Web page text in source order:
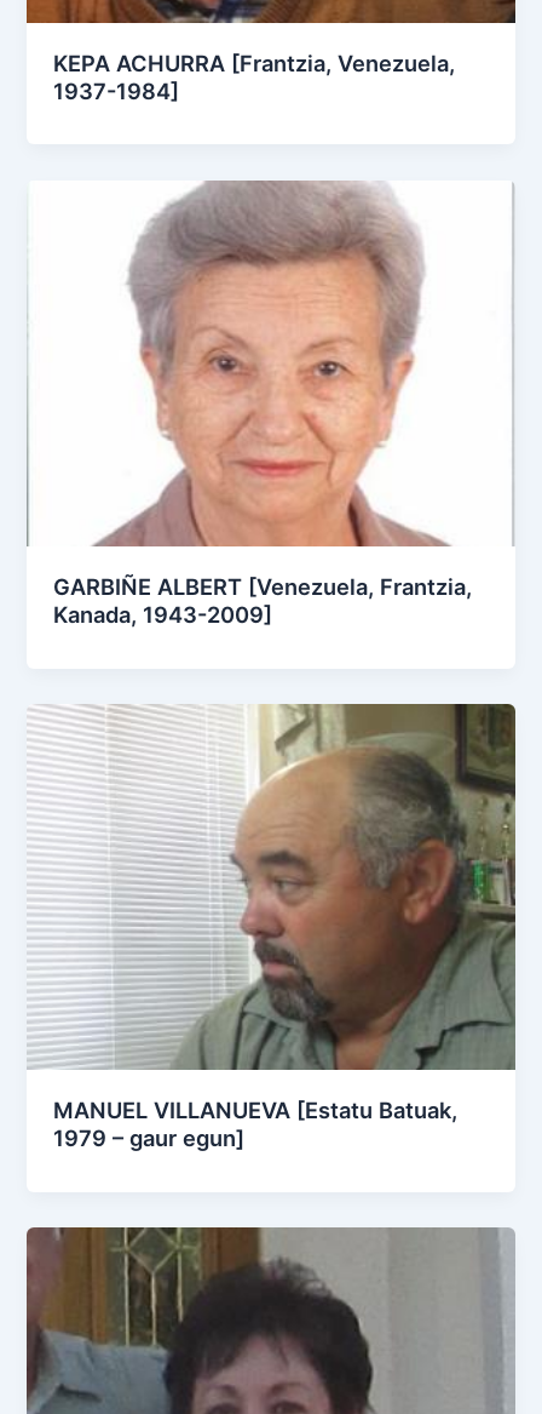
KEPA ACHURRA [Frantzia, Venezuela,
1937-1984]
GARBIÑE ALBERT [Venezuela, Frantzia,
Kanada, 1943-2009]
MANUEL VILLANUEVA [Estatu Batuak,
1979 – gaur egun]